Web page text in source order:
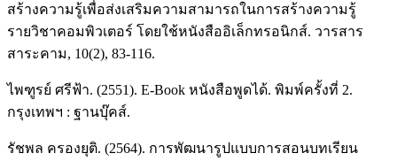
สร้างความรู้เพื่อส่งเสริมความสามารถในการสร้างความรู้
รายวิชาคอมพิวเตอร์ โดยใช้หนังสืออิเล็กทรอนิกส์. วารสาร
สาระคาม, 10(2), 83-116.
ไพฑูรย์ ศรีฟ้า. (2551). E-Book หนังสือพูดได้. พิมพ์ครั้งที่ 2.
กรุงเทพฯ : ฐานบุ๊คส์.
รัชพล ครองยุติ. (2564). การพัฒนารูปแบบการสอนบทเรียน